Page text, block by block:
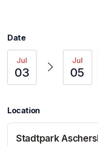
Date
Jul
03
Jul
05
Location
Stadtpark